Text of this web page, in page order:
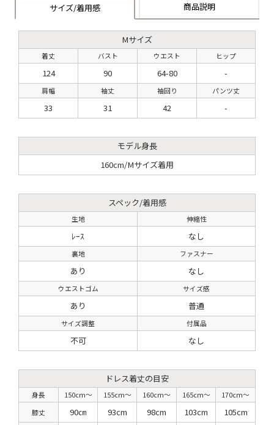
サイズ/着用感 商品説明
Mサイズ
着丈 バスト ウエスト ヒップ
124 90 64-80 -
肩幅 袖丈 袖回り パンツ丈
33 31 42 -
モデル身長
160cm/Mサイズ着用
スペック/着用感
生地 伸縮性
ﾚｰｽ なし
裏地 ファスナー
あり なし
ウエストゴム サイズ感
あり 普通
サイズ調整 付属品
不可 なし
ドレス着丈の目安
身長 150cm〜 155cm〜 160cm〜 165cm〜
170cm〜
膝丈
90㎝ 93cm 98cm 103cm 105cm